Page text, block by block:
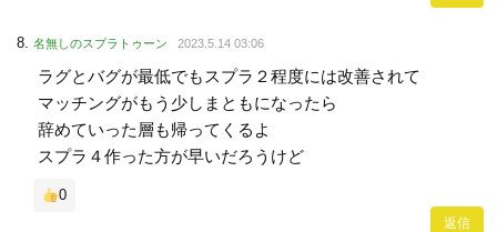
名無しのスプラトゥーン 2023.5.14 03:06
ラグとバグが最低でもスプラ２程度には改善されて
マッチングがもう少しまともになったら
辞めていった層も帰ってくるよ
スプラ４作った方が早いだろうけど
0
返信